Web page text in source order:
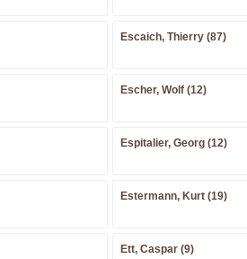
Escaich, Thierry (87)
Escher, Wolf (12)
Espitalier, Georg (12)
Estermann, Kurt (19)
Ett, Caspar (9)